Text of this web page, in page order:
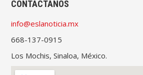
CONTACTANOS
info@eslanoticia.mx
668-137-0915
Los Mochis, Sinaloa, México.